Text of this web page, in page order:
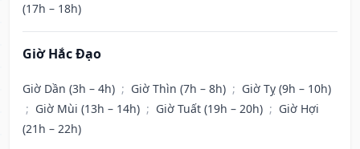
(17h – 18h)
Giờ Hắc Đạo
Giờ Dần (3h – 4h) ; Giờ Thìn (7h – 8h) ; Giờ Tỵ (9h – 10h)
; Giờ Mùi (13h – 14h) ; Giờ Tuất (19h – 20h) ; Giờ Hợi
(21h – 22h)